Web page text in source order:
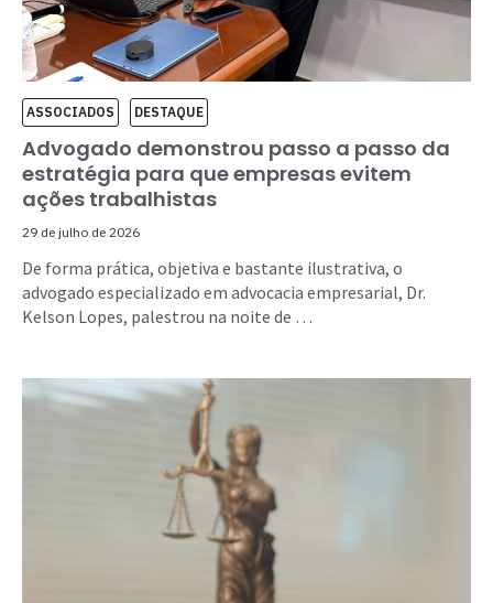
ASSOCIADOS DESTAQUE
Advogado demonstrou passo a passo da
estratégia para que empresas evitem
ações trabalhistas
29 de julho de 2026
De forma prática, objetiva e bastante ilustrativa, o
advogado especializado em advocacia empresarial, Dr.
Kelson Lopes, palestrou na noite de …